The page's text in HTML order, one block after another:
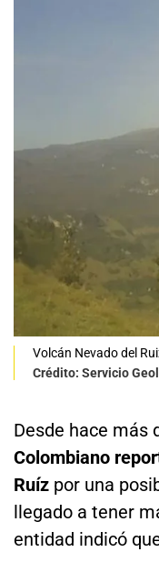
Volcán Nevado del
Crédito: Servicio
Desde hace más
Colombiano
Ruíz por una
llegado a tener
entidad indicó